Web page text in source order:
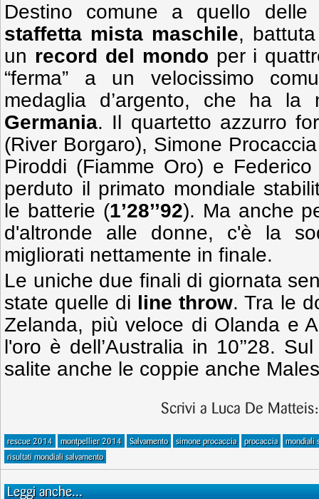
Destino comune a quello
staffetta mista maschile,
un record del mondo per i
“ferma” a un velocissimo
medaglia d’argento, che ha la
Germania. Il quartetto azzurro
(River Borgaro), Simone
Piroddi (Fiamme Oro) e
perduto il primato mondiale
le batterie (1’28’’92). Ma anche
d'altronde alle donne, c'è la
migliorati nettamente in finale.
Le uniche due finali di giornata
state quelle di line throw. Tra le
Zelanda, più veloce di Olanda e
l'oro è dell’Australia in 10’’28.
salite anche le coppie anche
Scrivi a Luca De
rescue 2014 montpellier 2014 Salvamento simone procaccia procaccia
mondiali
risultati mondiali salvamento
Leggi anche...